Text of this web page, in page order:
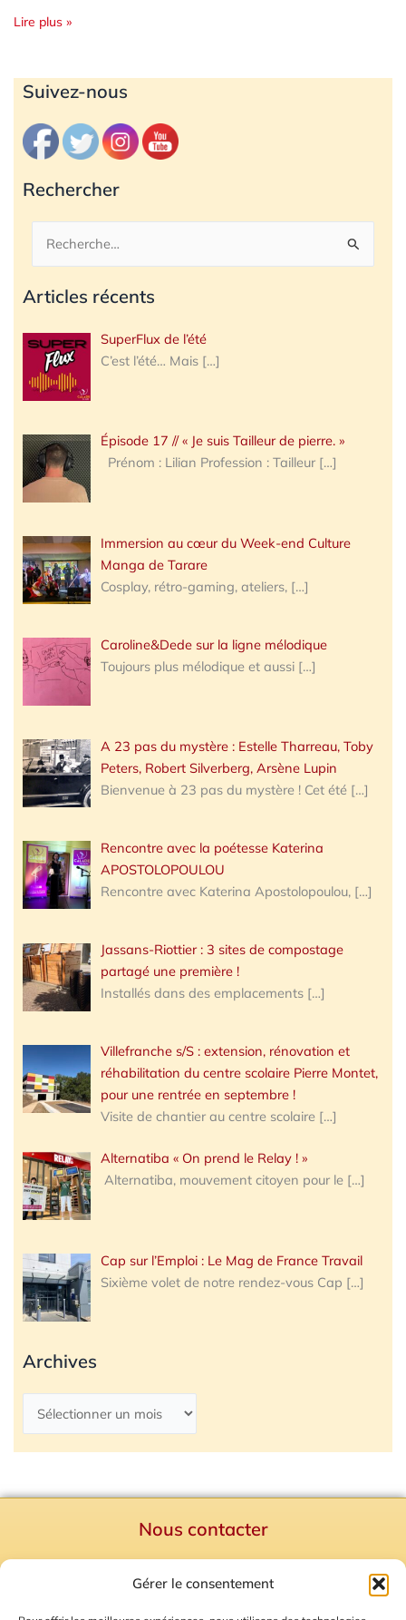
Gérer le consentement
Lire plus »
Suivez-nous
Rechercher
Rechercher :
Articles récents
SuperFlux de l’été
C’est l’été… Mais […]
Épisode 17 // « Je suis Tailleur de pierre. »
Prénom : Lilian Profession : Tailleur […]
Immersion au cœur du Week-end Culture
Manga de Tarare
Cosplay, rétro-gaming, ateliers, […]
Caroline&Dede sur la ligne mélodique
Toujours plus mélodique et aussi […]
A 23 pas du mystère : Estelle Tharreau, Toby
Peters, Robert Silverberg, Arsène Lupin
Bienvenue à 23 pas du mystère ! Cet été […]
Rencontre avec la poétesse Katerina
APOSTOLOPOULOU
Rencontre avec Katerina Apostolopoulou, […]
Jassans-Riottier : 3 sites de compostage
partagé une première !
Installés dans des emplacements […]
Villefranche s/S : extension, rénovation et
réhabilitation du centre scolaire Pierre Montet,
pour une rentrée en septembre !
Visite de chantier au centre scolaire […]
Alternatiba « On prend le Relay ! »
Alternatiba, mouvement citoyen pour le […]
Cap sur l’Emploi : Le Mag de France Travail
Sixième volet de notre rendez-vous Cap […]
Archives
Archives
Nous contacter
Mentions Légales
Plan du site